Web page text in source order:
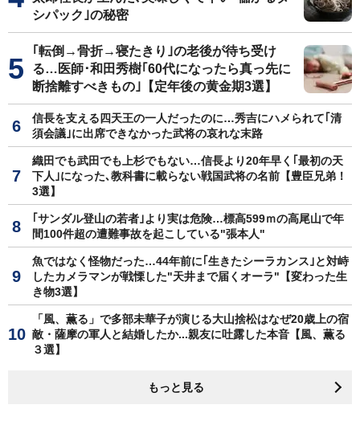
シパック｣の秘密
｢転倒→骨折→寝たきり｣の老後が待ち受け
る…医師･和田秀樹｢60代になったら真っ先に
断捨離すべきもの｣【定年後の黄金期3選】
信長を支える四天王の一人だったのに…秀吉にハメられて｢清
須会議｣に出席できなかった武将の哀れな末路
織田でも武田でも上杉でもない…信長より20年早く｢最初の天
下人｣になった､教科書に載らない戦国武将の名前【豊臣兄弟！
3選】
｢サンダル登山の若者｣より実は危険…標高599ｍの高尾山で年
間100件超の遭難事故を起こしている"張本人"
魚ではなく怪物だった…44年前に｢生きたシーラカンス｣と対峙
したカメラマンが戦慄した"天井まで届くオーラ"【変わった生
き物3選】
「風、薫る」で多部未華子が演じる大山捨松はなぜ20歳上の宿
敵・薩摩の軍人と結婚したか...親友に吐露した本音【風、薫る
３選】
もっと見る